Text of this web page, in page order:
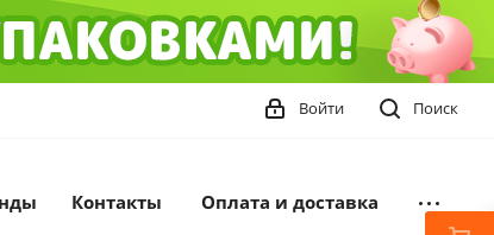
Поиск
Войти
Контакты Оплата и доставка